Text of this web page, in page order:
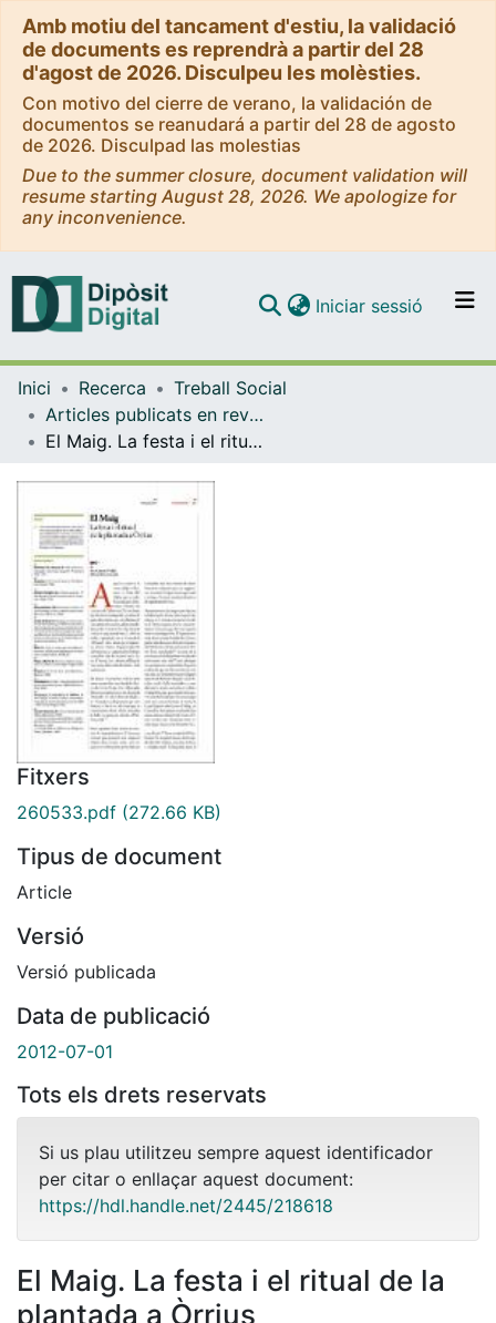
Amb motiu del tancament d'estiu, la validació
de documents es reprendrà a partir del 28
d'agost de 2026. Disculpeu les molèsties.
Con motivo del cierre de verano, la validación de
documentos se reanudará a partir del 28 de agosto
de 2026. Disculpad las molestias
Due to the summer closure, document validation will
resume starting August 28, 2026. We apologize for
any inconvenience.
Navega per tot el DD
Com publicar
Iniciar sessió (current)
Inici Recerca
Treball Social
Articles publicats en revistes (Treball Social)
El Maig. La festa i el ritual de la plantada a Òrrius
Fitxers
260533.pdf (272.66 KB)
Tipus de document
Article
Versió
Versió publicada
Data de publicació
2012-07-01
Tots els drets reservats
Si us plau utilitzeu sempre aquest identificador
per citar o enllaçar aquest document:
https://hdl.handle.net/2445/218618
El Maig. La festa i el ritual de la
plantada a Òrrius